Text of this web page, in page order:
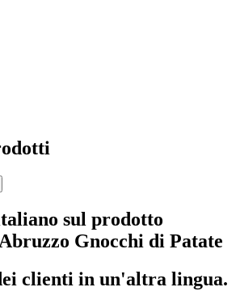
sul prodotto
Gnocchi di Patate
clienti in un'altra lingua.